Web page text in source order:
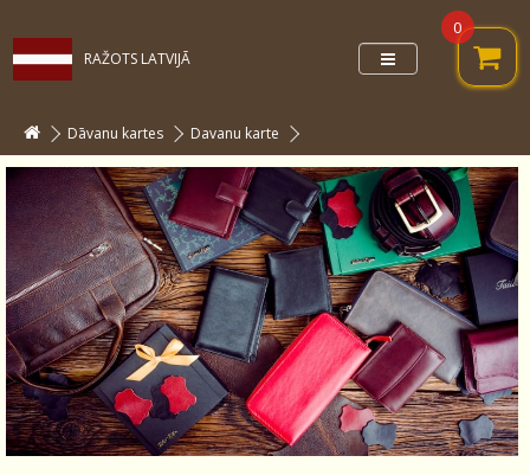
RAŽOTS LATVIJĀ
0
Dāvanu kartes Davanu karte